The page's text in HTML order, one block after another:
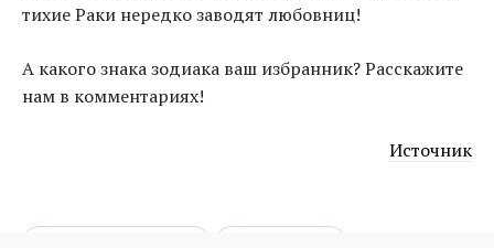
тихие Раки нередко заводят любовниц!
А какого знака зодиака ваш избранник? Расскажите
нам в комментариях!
Источник